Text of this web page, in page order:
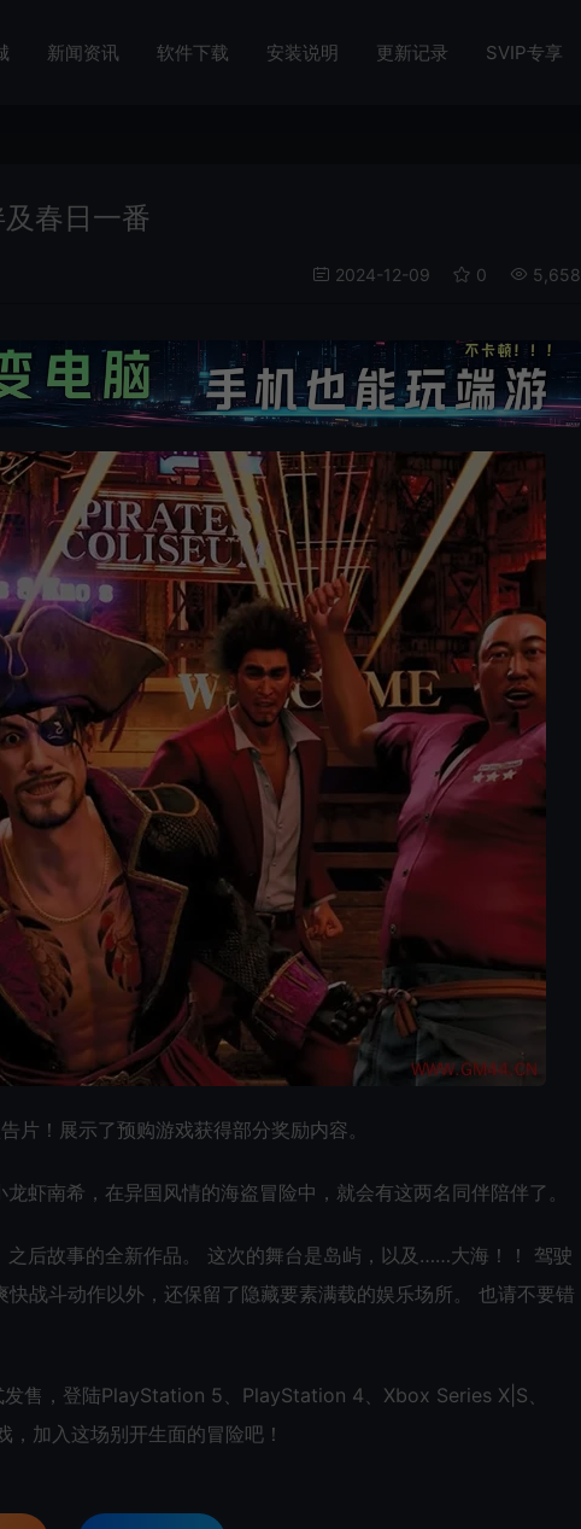
新闻资讯 软件下载 安装说明 更新记录 SVIP专享
春日一番
2024-12-09 0 5,658
片！展示了预购游戏获得部分奖励内容。
虾南希，在异国风情的海盗冒险中，就会有这两名同伴陪伴了。
后故事的全新作品。 这次的舞台是岛屿，以及……大海！！ 驾驶
战斗动作以外，还保留了隐藏要素满载的娱乐场所。 也请不要错
售，登陆PlayStation 5、PlayStation 4、Xbox Series X|S、
加入这场别开生面的冒险吧！